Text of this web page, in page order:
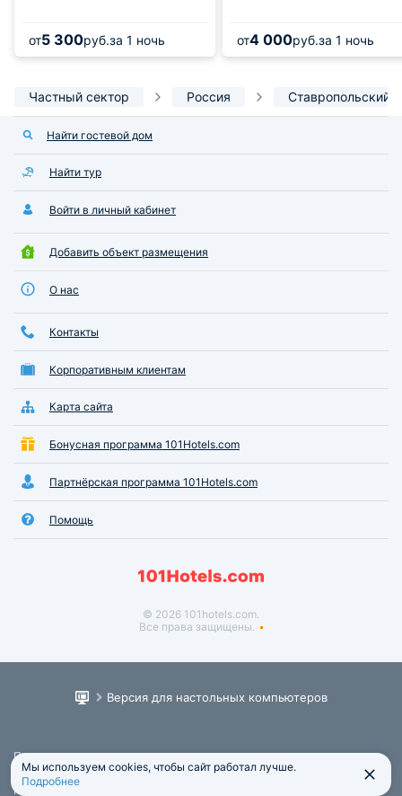
от5 300руб.за 1 ночь от4 000руб.за 1 ночь
Частный сектор Россия Ставропольский
Найти гостевой дом
Найти тур
Войти в личный кабинет
Добавить объект размещения
О нас
Контакты
Корпоративным клиентам
Карта сайта
Бонусная программа 101Hotels.com
Партнёрская программа 101Hotels.com
Помощь
© 2026 101hotels.com.
Все права защищены.
Версия для настольных компьютеров
Пользовательское соглашение
Юридическая информация
Политика обработки персональных данных
Мы используем cookies, чтобы сайт работал лучше.
Подробнее